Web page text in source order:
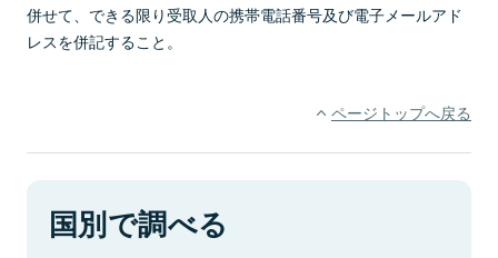
併せて、できる限り受取人の携帯電話番号及び電子メールアド
レスを併記すること。
ページトップへ戻る
国別で調べる